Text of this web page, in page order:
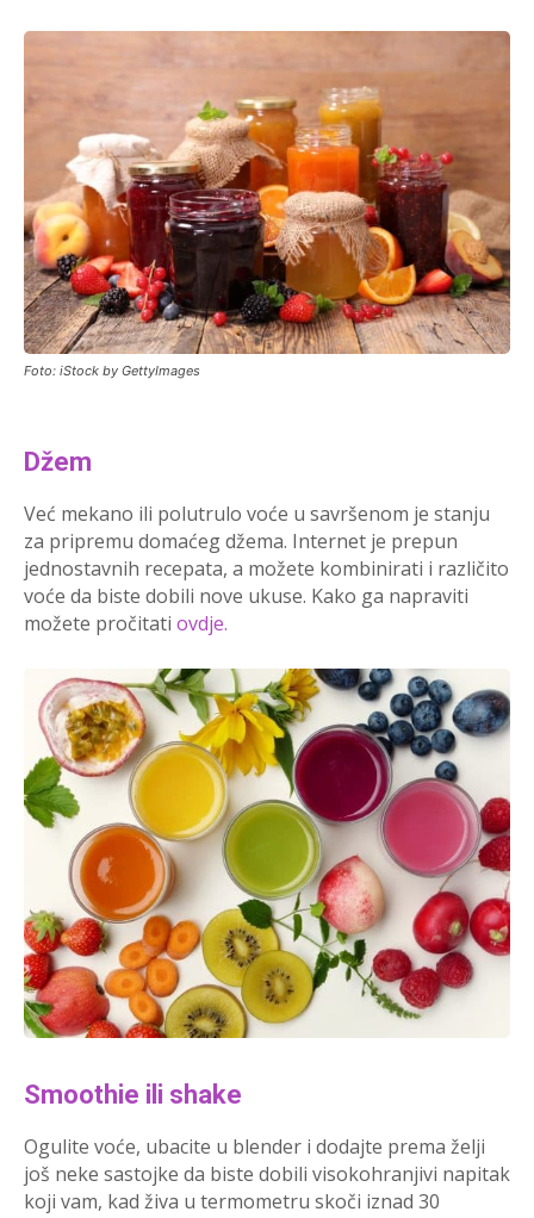
Foto: iStock by GettyImages
Džem
Već mekano ili polutrulo voće u savršenom je stanju
za pripremu domaćeg džema. Internet je prepun
jednostavnih recepata, a možete kombinirati i različito
voće da biste dobili nove ukuse. Kako ga napraviti
možete pročitati ovdje.
Smoothie ili shake
Ogulite voće, ubacite u blender i dodajte prema želji
još neke sastojke da biste dobili visokohranjivi napitak
koji vam, kad živa u termometru skoči iznad 30